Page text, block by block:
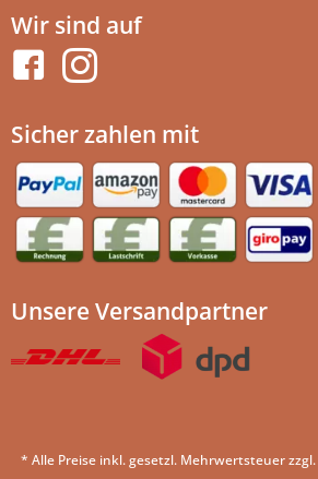
Wir sind auf
Sicher zahlen mit
Unsere Versandpartner
* Alle Preise inkl. gesetzl. Mehrwertsteuer zzgl.